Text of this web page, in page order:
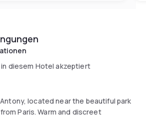
diesem Hotel akzeptiert
located near the beautiful park
Paris. Warm and discreet